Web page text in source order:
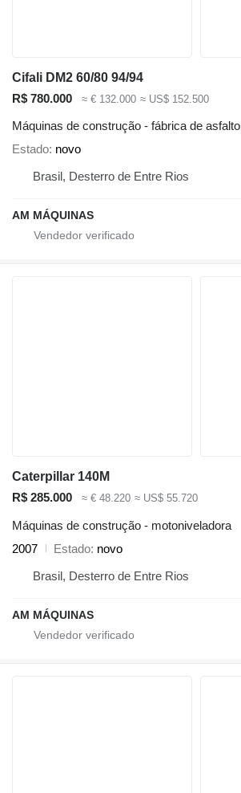
Cifali DM2 60/80 94/94
R$ 780.000
≈ € 132.000 ≈ US$ 152.500
Máquinas de construção - fábrica de asfalto
Estado novo
Brasil, Desterro de Entre Rios
AM MÁQUINAS
Caterpillar 140M
R$ 285.000
≈ € 48.220 ≈ US$ 55.720
Máquinas de construção - motoniveladora
2007
Estado novo
Brasil, Desterro de Entre Rios
AM MÁQUINAS